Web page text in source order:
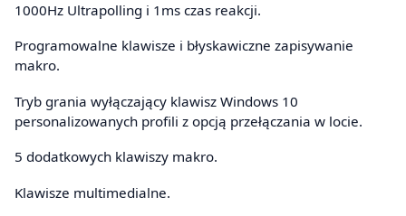
1000Hz Ultrapolling i 1ms czas reakcji.
Programowalne klawisze i błyskawiczne zapisywanie
makro.
Tryb grania wyłączający klawisz Windows 10
personalizowanych profili z opcją przełączania w locie.
5 dodatkowych klawiszy makro.
Klawisze multimedialne.